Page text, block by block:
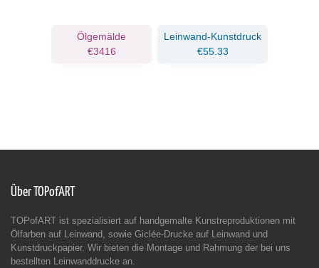
Ölgemälde
€3416
Leinwand-Kunstdruck
€55.33
Über TOPofART
TOPofART ist spezialisiert auf handgemalte Kunstreproduktionen mit
Ölfarben auf Leinwand, sowie Giclée-Drucke auf Leinwand und
Kunstdruckpapier. Wir bieten die Montage und Rahmung der bei uns
bestellten Leinwanddrucke an.